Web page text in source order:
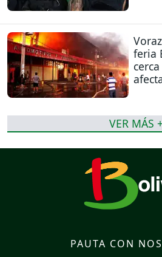
feria
VER MÁS
PAUTA CON